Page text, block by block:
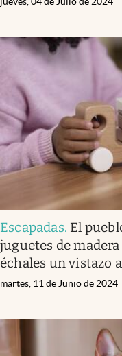
Escapadas. El
juguetes de
échales un vistazo
martes, 11 de Junio de 2024